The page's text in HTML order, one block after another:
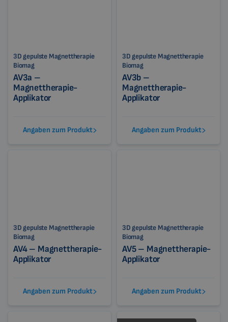
3D gepulste Magnettherapie
Biomag
AV3a –
Magnettherapie-
Applikator
Angaben zum Produkt
3D gepulste Magnettherapie
Biomag
AV3b –
Magnettherapie-
Applikator
Angaben zum Produkt
3D gepulste Magnettherapie
Biomag
AV4 – Magnettherapie-
Applikator
Angaben zum Produkt
3D gepulste Magnettherapie
Biomag
AV5 – Magnettherapie-
Applikator
Angaben zum Produkt